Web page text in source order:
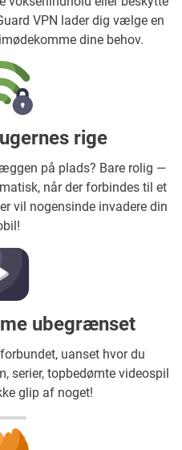
VPN lader dig vælge en
dine behov.
rige
på plads? Bare rolig —
når der forbindes til et
vil nogensinde invadere din
ubegrænset
uanset hvor du
serier, topbedømte videospil
glip af noget!